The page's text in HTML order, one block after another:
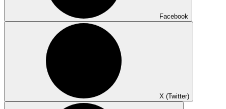
Facebook
X (Twitter)